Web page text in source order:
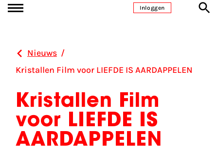
Ga naar inhoudInloggen
Nieuws /
Kristallen Film voor LIEFDE IS AARDAPPELEN
Kristallen Film
voor LIEFDE IS
AARDAPPELEN